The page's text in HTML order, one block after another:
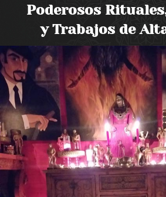
Poderosos
y Trabajos de